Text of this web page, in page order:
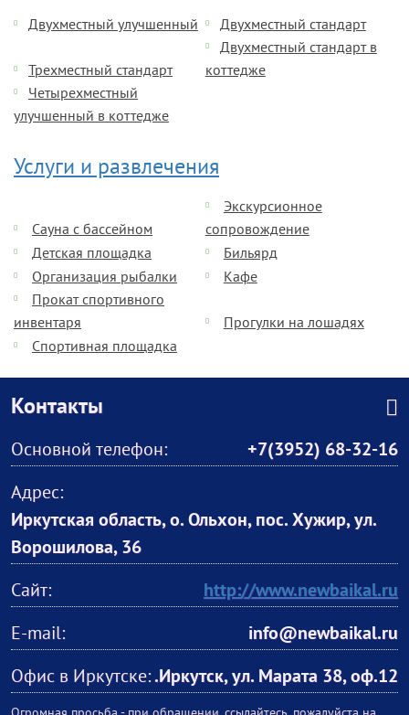
Двухместный улучшенный Двухместный стандарт
Трехместный стандарт
Двухместный стандарт в
коттедже
Четырехместный
улучшенный в коттедже
Услуги и развлечения
Сауна с бассейном
Экскурсионное
сопровождение
Детская площадка
Бильярд
Организация рыбалки
Кафе
Прокат спортивного
инвентаря
Прогулки на лошадях
Спортивная площадка
Контакты
Основной телефон:
+7(3952) 68-32-16
Адрес:
Иркутская область, о. Ольхон, пос. Хужир, ул.
Ворошилова, 36
Сайт:
http://www.newbaikal.ru
E-mail:
info@newbaikal.ru
Офис в Иркутске:.Иркутск, ул. Марата 38, оф.12